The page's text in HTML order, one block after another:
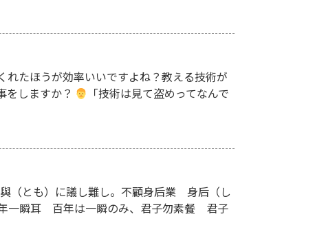
れたほうが効率いいですよね？教える技術が
をしますか？
「技術は見て盗めってなんで
（とも）に議し難し。不顧身后業 身后（し
一瞬耳 百年は一瞬のみ、君子勿素餐 君子